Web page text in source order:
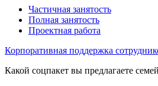
Частичная занятость
Полная занятость
Проектная работа
Корпоративная поддержка
Какой соцпакет вы предлагаете